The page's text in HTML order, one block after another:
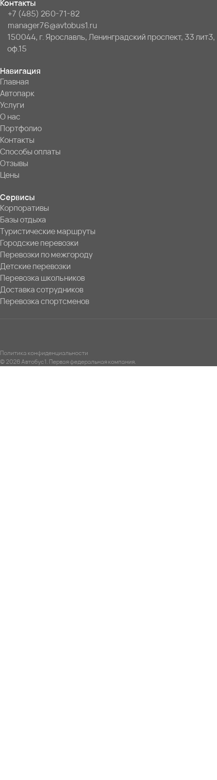
Контакты
+7 (485) 260-71-82
manager76@avtobus1.ru
150044, г. Ярославль, Ленинградский проспект, 33 лит3,
оф.15
Навигация
Главная
Автопарк
Услуги
О нас
Портфолио
Контакты
Способы оплаты
Отзывы
Цены
Сервисы
Корпоративы
Базы отдыха
Туристические маршруты
Городские перевозки
Перевозки по межгороду
Детские перевозки
Перевозка школьников
Доставка сотрудников
Перевозка спортсменов
Политика конфиденциальности
© 2026 Автобус1. Первая федеральная компания.